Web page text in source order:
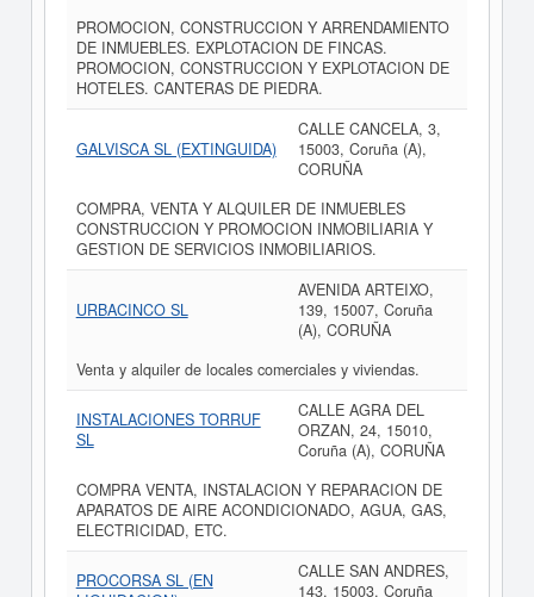
PROMOCION, CONSTRUCCION Y ARRENDAMIENTO
DE INMUEBLES. EXPLOTACION DE FINCAS.
PROMOCION, CONSTRUCCION Y EXPLOTACION DE
HOTELES. CANTERAS DE PIEDRA.
GALVISCA SL (EXTINGUIDA)
CALLE CANCELA, 3,
15003, Coruña (A),
CORUÑA
COMPRA, VENTA Y ALQUILER DE INMUEBLES
CONSTRUCCION Y PROMOCION INMOBILIARIA Y
GESTION DE SERVICIOS INMOBILIARIOS.
URBACINCO SL
AVENIDA ARTEIXO,
139, 15007, Coruña
(A), CORUÑA
Venta y alquiler de locales comerciales y viviendas.
INSTALACIONES TORRUF
SL
CALLE AGRA DEL
ORZAN, 24, 15010,
Coruña (A), CORUÑA
COMPRA VENTA, INSTALACION Y REPARACION DE
APARATOS DE AIRE ACONDICIONADO, AGUA, GAS,
ELECTRICIDAD, ETC.
PROCORSA SL (EN
CALLE SAN ANDRES,
143, 15003, Coruña